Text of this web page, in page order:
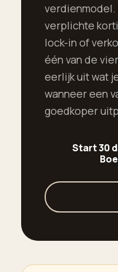
verdienmodel.
verplichte
lock-in of
één van de
eerlijk uit wat
wanneer een
goedkoper
Start 30